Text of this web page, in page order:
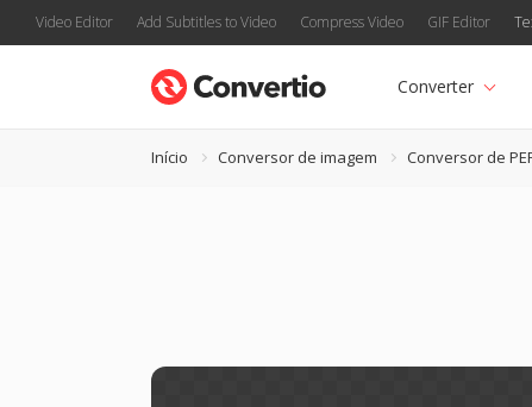
Video Editor Add Subtitles to Video Compress Video GIF Editor
Converter
Início Conversor de imagem Conversor de